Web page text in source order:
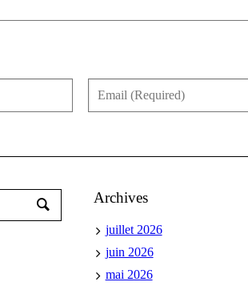
Archives
juillet 2026
juin 2026
mai 2026